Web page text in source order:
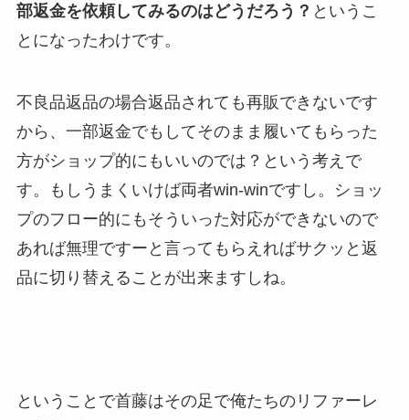
部返金を依頼してみるのはどうだろう？ というこ
とになったわけです。
不良品返品の場合返品されても再販できないです
から、一部返金でもしてそのまま履いてもらった
方がショップ的にもいいのでは？という考えで
す。もしうまくいけば両者win-winですし。ショッ
プのフロー的にもそういった対応ができないので
あれば無理ですーと言ってもらえればサクッと返
品に切り替えることが出来ますしね。
ということで首藤はその足で俺たちのリファーレ